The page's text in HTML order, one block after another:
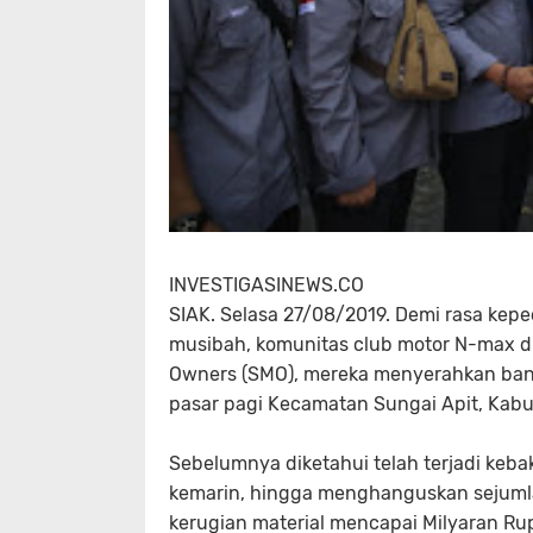
INVESTIGASINEWS.CO
SIAK. Selasa 27/08/2019. Demi rasa
musibah, komunitas club motor N-max
Owners (SMO), mereka menyerahkan
pasar pagi Kecamatan Sungai Apit,
Sebelumnya diketahui telah terjadi
kemarin, hingga menghanguskan
kerugian material mencapai Milyaran